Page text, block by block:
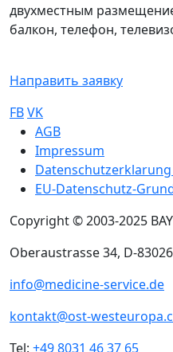
двухместным
балкон, телефон,
Направить заявку
FBVK
Sub footer
AGB
Impressum
EU-Datenschutz-
Copyright © 2003-2025
Oberaustrasse 34, D-
info@medicine-service.de
kontakt@ost-
Tel: +49 8031 46 37 65